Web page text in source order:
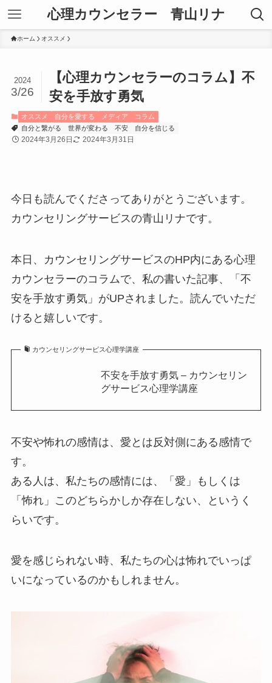
心理カウンセラー 青山リナ
ホーム オススメ
【心理カウンセラーのコラム】不
安を手放す勇気
2024
3/26
オススメ 自分を愛する メディア
コラム
自分と繋がる
世界が変わる 不安 自分を信じる
2024年3月26日 2024年3月31日
今日も読んでくださってありがとうございます。
カウンセリングサービスの青山リナです。
本日、カウンセリングサービスのHP内にある心理
カウンセラーのコラムで、私の書いた記事、「不
安を手放す勇気」がUPされました。読んでいただ
けると嬉しいです。
カウンセリングサービス心理学講座
不安を手放す勇気 – カウンセリン
グサービス心理学講座
不安や怖れの感情は、愛とは反対側にある感情で
す。
ある人は、私たちの感情には、「愛」もしくは
「怖れ」このどちらかしか存在しない、というく
らいです。
愛を感じられない時、私たちの心は怖れでいっぱ
いになっているのかもしれません。